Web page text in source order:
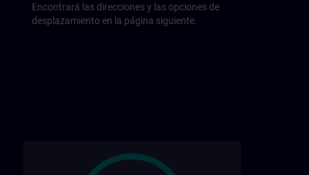
Encontrará las direcciones y las opciones de
desplazamiento en la página siguiente.